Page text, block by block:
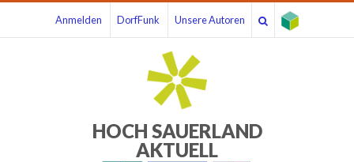
Anmelden DorfFunk Unsere Autoren
HOCH SAUERLAND
AKTUELL